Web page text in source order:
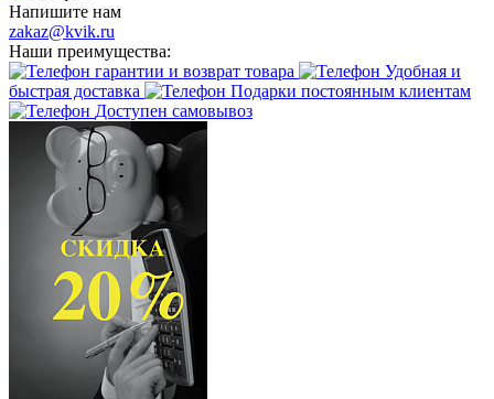
Напишите нам
zakaz@kvik.ru
Наши преимущества:
гарантии и возврат товара
Удобная и
быстрая доставка
Подарки постоянным клиентам
Доступен самовывоз